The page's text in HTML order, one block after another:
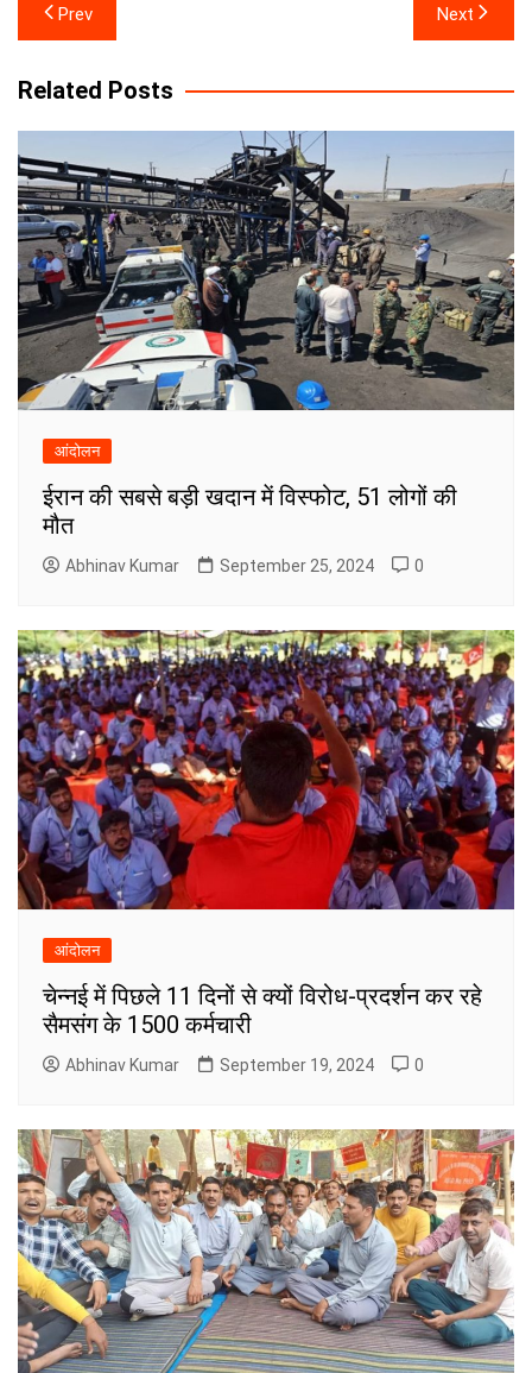
navigation
Prev Next
Related Posts
आंदोलन
ईरान की सबसे बड़ी खदान में विस्फोट, 51 लोगों की
मौत
Abhinav Kumar September 25, 2024 0
आंदोलन
चेन्नई में पिछले 11 दिनों से क्यों विरोध-प्रदर्शन कर रहे
सैमसंग के 1500 कर्मचारी
Abhinav Kumar September 19, 2024 0